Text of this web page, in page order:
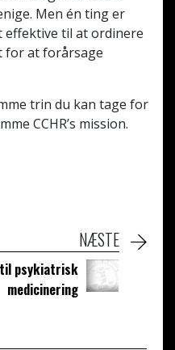
Men én ting er
effektive til at ordinere
for at forårsage
trin du kan tage for
CCHR’s mission.
NÆSTE
psykiatrisk
medicinering